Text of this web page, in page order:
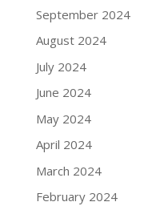
September 2024
August 2024
July 2024
June 2024
May 2024
April 2024
March 2024
February 2024